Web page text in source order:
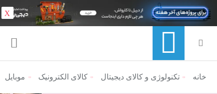
منوی ناوبری خرده نان
خانه تکنولوژی و کالای دیجیتال کالای الکترونیک موبایل
X